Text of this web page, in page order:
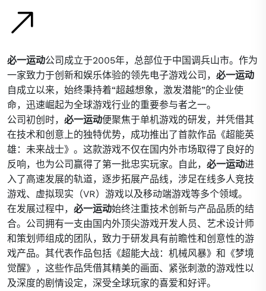
必一运动公司成立于2005年，总部位于中国调兵山市。作为
一家致力于创新和娱乐体验的领先电子游戏公司， 必一运动
自成立以来，始终秉持着“超越想象，激发潜能”的企业使
命，迅速崛起为全球游戏行业的重要参与者之一。
公司初创时， 必一运动便聚焦于单机游戏的研发，并凭借其
在技术和创意上的独特优势，成功推出了首款作品《超能英
雄：未来战士》。这款游戏不仅在国内外市场取得了良好的
反响，也为公司赢得了第一批忠实玩家。自此， 必一运动进
入了高速发展的轨道，逐步拓展产品线，涉足在线多人竞技
游戏、虚拟现实（VR）游戏以及移动端游戏等多个领域。
在发展过程中， 必一运动始终注重技术创新与产品品质的结
合。公司拥有一支由国内外顶尖游戏开发人员、艺术设计师
和策划师组成的团队，致力于研发具有前瞻性和创意性的游
戏产品。其代表作品包括《超能大战：机械风暴》和《梦境
觉醒》，这些作品凭借其精美的画面、紧张刺激的游戏性以
及深度的剧情设定，深受全球玩家的喜爱和好评。